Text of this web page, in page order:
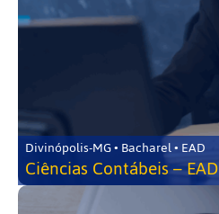
Divinópolis-MG • Bacharel • EAD
Ciências Contábeis – EAD